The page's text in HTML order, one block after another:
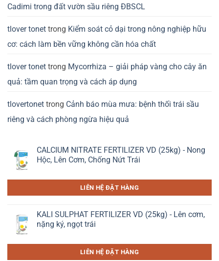
Cadimi trong đất vườn sầu riêng ĐBSCL
tlover tonet trong Kiểm soát cỏ dại trong nông nghiệp hữu
cơ: cách làm bền vững không cần hóa chất
tlover tonet trong Mycorrhiza – giải pháp vàng cho cây ăn
quả: tầm quan trọng và cách áp dụng
tlovertonet trong Cảnh báo mùa mưa: bệnh thối trái sầu
riêng và cách phòng ngừa hiệu quả
CALCIUM NITRATE FERTILIZER VD (25kg) - Nong
Hộc, Lên Cơm, Chống Nứt Trái
LIÊN HỆ ĐẶT HÀNG
KALI SULPHAT FERTILIZER VD (25kg) - Lên cơm,
nặng ký, ngọt trái
LIÊN HỆ ĐẶT HÀNG